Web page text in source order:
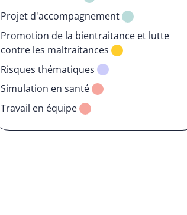
Projet d'accompagnement
Promotion de la bientraitance et lutte
contre les maltraitances
Risques thématiques
Simulation en santé
Travail en équipe